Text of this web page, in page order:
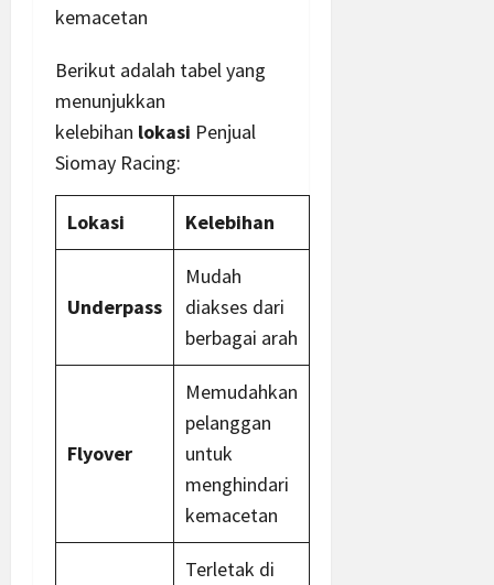
kemacetan
Berikut adalah tabel yang
menunjukkan
kelebihan lokasi Penjual
Siomay Racing:
Lokasi Kelebihan
Underpass
Mudah
diakses dari
berbagai arah
Flyover
Memudahkan
pelanggan
untuk
menghindari
kemacetan
Terletak di